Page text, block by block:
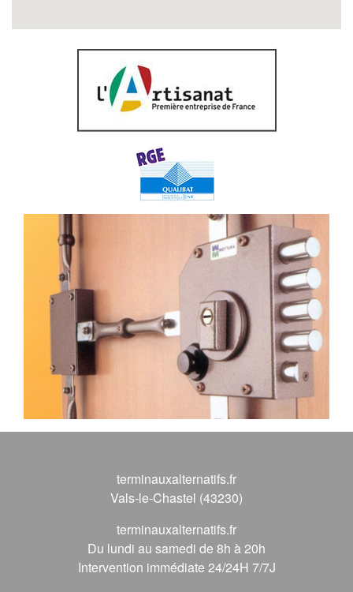
terminauxalternatifs.fr
Vals-le-Chastel (43230)
terminauxalternatifs.fr
Du lundi au samedi de 8h à 20h
Intervention immédiate 24/24H 7/7J